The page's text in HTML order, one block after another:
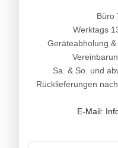
Büro
Werktags
Geräteabholung
Sa. & So. und
Rücklieferungen
E-Mail: